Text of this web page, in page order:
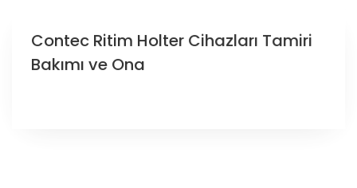
Contec Ritim Holter Cihazları Tamiri
Bakımı ve Ona